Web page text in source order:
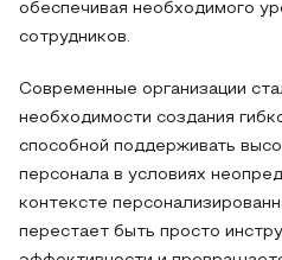
обеспечивая необходимого
сотрудников.
Современные организации
необходимости создания
способной поддерживать
персонала в условиях
контексте
перестает быть просто